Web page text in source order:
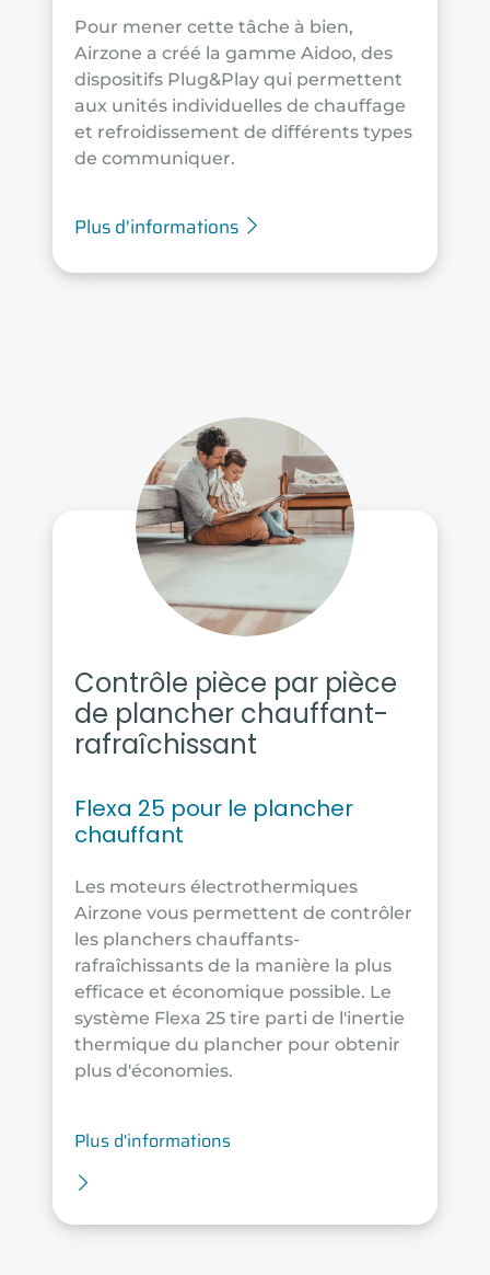
Pour mener cette tâche à bien,
Airzone a créé la gamme Aidoo, des
dispositifs Plug&Play qui permettent
aux unités individuelles de chauffage
et refroidissement de différents types
de communiquer.
Plus d'informations
Contrôle pièce par pièce
de plancher chauffant-
rafraîchissant
Flexa 25 pour le plancher
chauffant
Les moteurs électrothermiques
Airzone vous permettent de contrôler
les planchers chauffants-
rafraîchissants de la manière la plus
efficace et économique possible. Le
système Flexa 25 tire parti de l'inertie
thermique du plancher pour obtenir
plus d'économies.
Plus d'informations